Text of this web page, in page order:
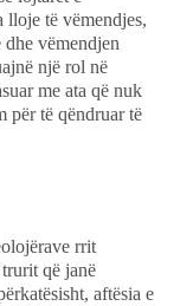
lloje të vëmendjes,
vëmendjen
një rol në
me ata që nuk
për të qëndruar të
rrit
që janë
aftësia e